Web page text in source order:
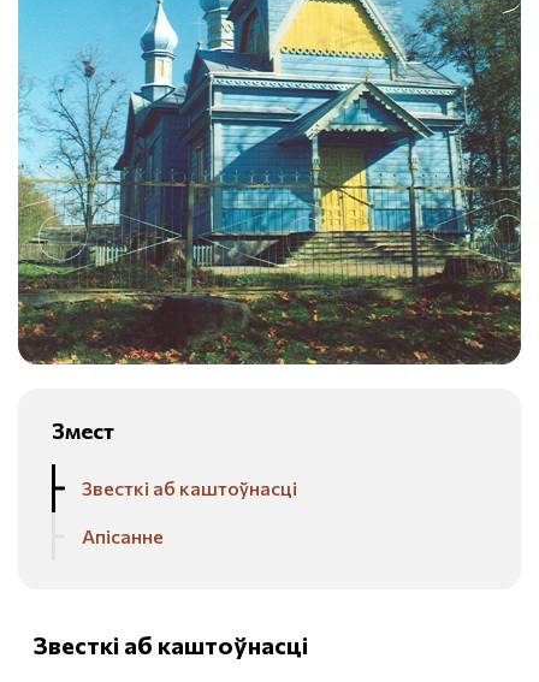
Змест
Звесткі аб каштоўнасці
Апісанне
Звесткі аб каштоўнасці